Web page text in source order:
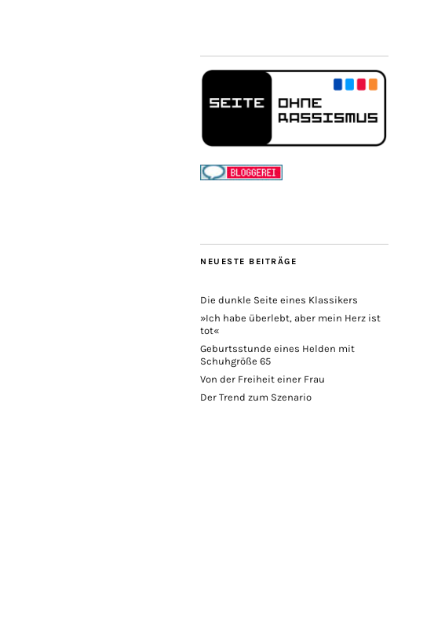
NEUESTE BEITRÄGE
Die dunkle Seite eines Klassikers
»Ich habe überlebt, aber mein Herz ist
tot«
Geburtsstunde eines Helden mit
Schuhgröße 65
Von der Freiheit einer Frau
Der Trend zum Szenario